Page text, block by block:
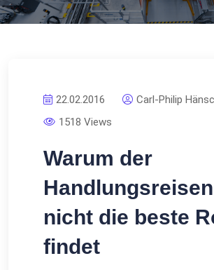
22.02.2016
Carl-Philip
1518 Views
Warum der
nicht die beste
findet